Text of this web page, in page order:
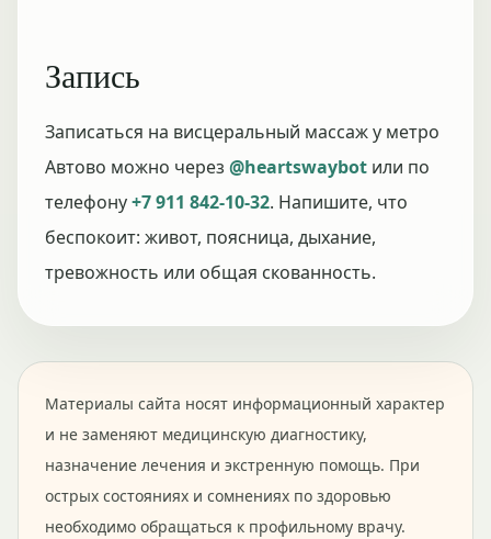
Запись
Записаться на висцеральный массаж у метро
Автово можно через @heartswaybot или по
телефону+7 911 842-10-32. Напишите, что
беспокоит: живот, поясница, дыхание,
тревожность или общая скованность.
Материалы сайта носят информационный характер
и не заменяют медицинскую диагностику,
назначение лечения и экстренную помощь. При
острых состояниях и сомнениях по здоровью
необходимо обращаться к профильному врачу.